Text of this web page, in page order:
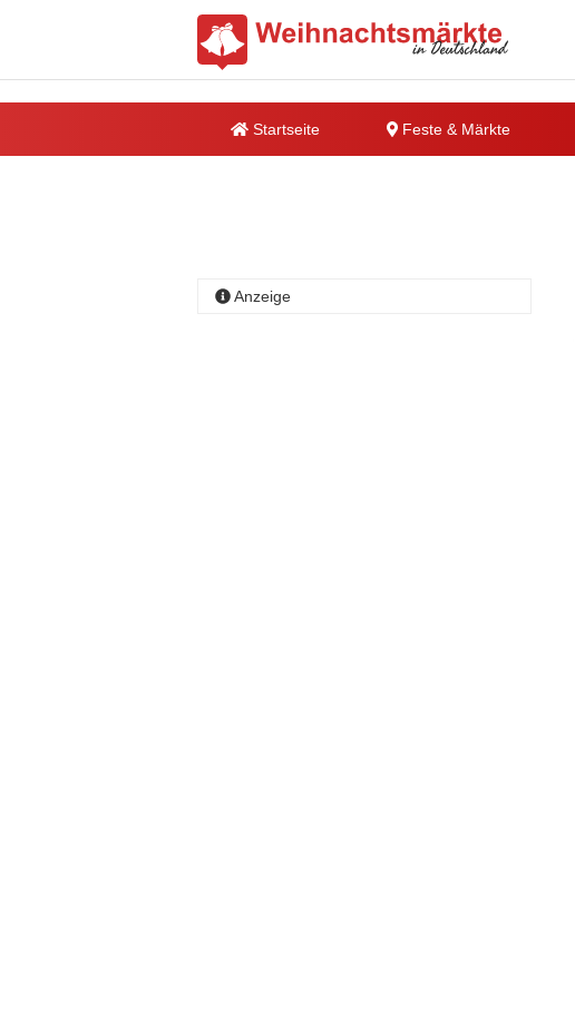
Startseite Feste & Märkte
Anzeige